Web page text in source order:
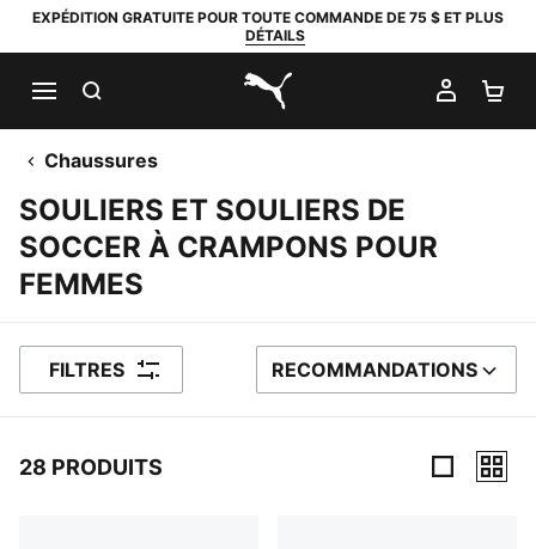
EXPÉDITION GRATUITE POUR TOUTE COMMANDE DE 75 $ ET PLUS
DÉTAILS
PUMA.com
MON
Chaussures
SOULIERS ET SOULIERS DE
SOCCER À CRAMPONS POUR
FEMMES
FILTRES TRIER PAR
RECOMMANDATIONS
28 PRODUITS